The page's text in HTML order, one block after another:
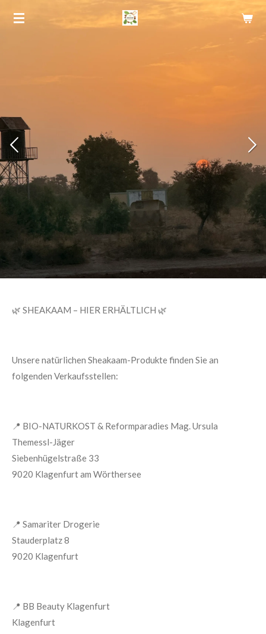
Zum
🌿 SHEAKAAM – HIER ERHÄLTLICH 🌿
Unsere natürlichen Sheakaam-Produkte finden Sie an
folgenden Verkaufsstellen:
📍 BIO-NATURKOST & Reformparadies Mag. Ursula
Themessl-Jäger
Siebenhügelstraße 33
9020 Klagenfurt am Wörthersee
📍 Samariter Drogerie
Stauderplatz 8
9020 Klagenfurt
📍 BB Beauty Klagenfurt
Klagenfurt